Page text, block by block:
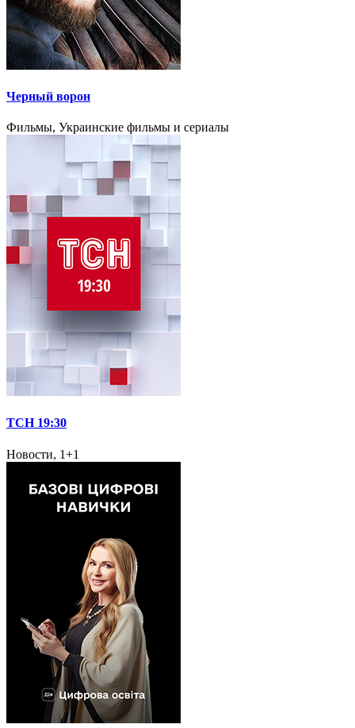
Черный ворон
Фильмы, Украинские фильмы и сериалы
ТСН 19:30
Новости, 1+1